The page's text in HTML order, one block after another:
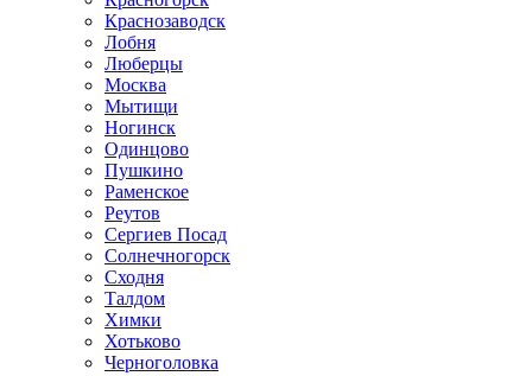
Краснозаводск
Лобня
Люберцы
Москва
Мытищи
Ногинск
Одинцово
Пушкино
Раменское
Реутов
Сергиев Посад
Солнечногорск
Сходня
Талдом
Химки
Хотьково
Черноголовка